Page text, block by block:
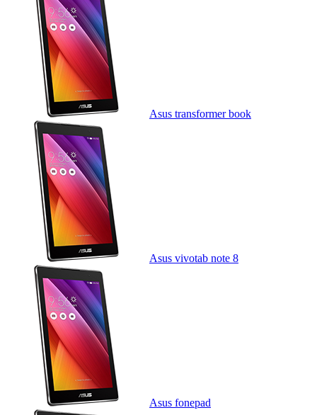
Asus transformer book
Asus vivotab note 8
Asus fonepad